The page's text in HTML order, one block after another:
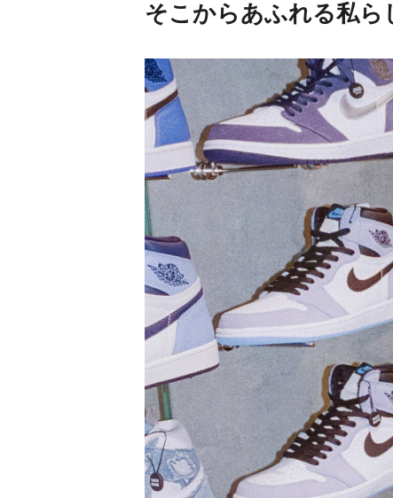
レストラン・カフェ
TAX FREE
PARCOメンバーズ
ภาษาไทย
そこからあふれる私ら